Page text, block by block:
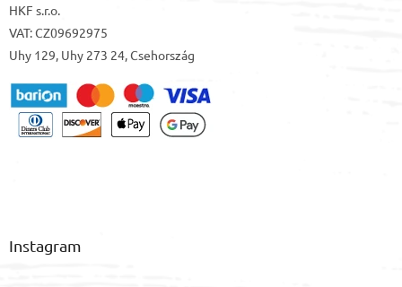
HKF s.r.o.
VAT: CZ09692975
Uhy 129, Uhy 273 24, Csehország
Instagram